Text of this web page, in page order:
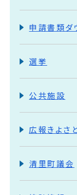
申請書類ダ
選挙
公共施設
広報きよさ
清里町議会